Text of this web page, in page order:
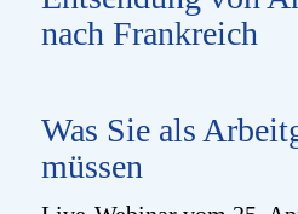
nach Frankreich
Was Sie als
müssen